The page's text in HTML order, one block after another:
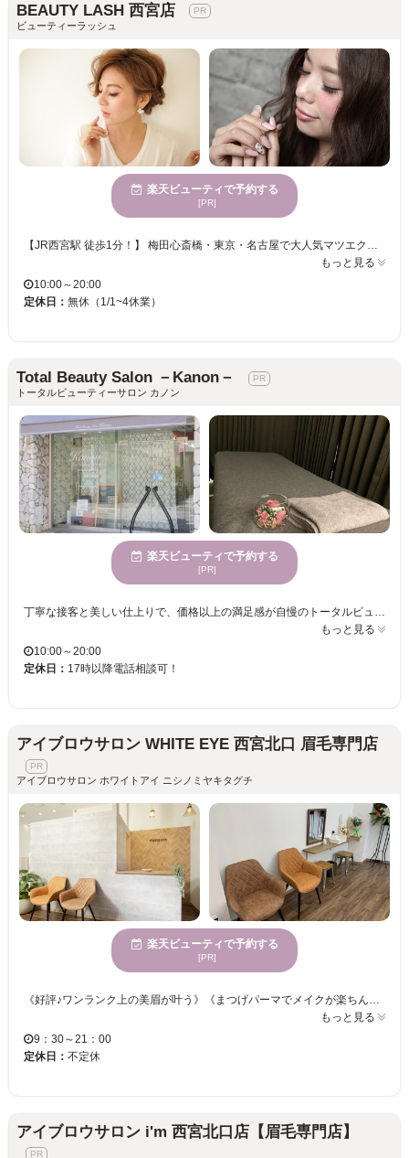
BEAUTY LASH 西宮店
ビューティーラッシュ
楽天ビューティで予約する
[PR]
【JR西宮駅 徒歩1分！】 梅田心斎橋・東京・名古屋で大人気マツエクサロン『BEAUTY LASH』が西宮に登場！！ プロのアイスタイリストのみの頼れるサロンは技術も格上♪一重、二重、奥二重の瞳に似合わせたデザインや《目を大きく・切れ長風》など思いのままに♪全メニューに美容液コーティング付きで、『モチがいい！』と幅広い世代の女性から支持されています！ 「目元の印象を変えたい」「今すぐ可愛く」を叶えるワンランク上の高技術で、仕上がりの満足度・可愛さも別格★【オフ込120本￥3,990／無制限付け放題￥4,990】も人気のメニューです。 日常を忘れるほどゆったりとBeautyタイムを過ごして欲しい…特別空間・格上技術・丁寧接客の【BEAUTY LASH 西宮店】なら、忙しい日々でも美タイムが叶います♪贅沢な時間をお楽しみ下さい☆
もっと見る
10:00～20:00
定休日： 無休（1/1~4休業）
Total Beauty Salon －Kanon－
トータルビューティーサロン カノン
楽天ビューティで予約する
[PR]
丁寧な接客と美しい仕上りで、価格以上の満足感が自慢のトータルビューティーサロン『kanon』。まつげエクステはもちろんネイルやエステ・リラクゼーション…―各分野ごとに知識・技術・経験の豊富なスタッフが1人1人のお悩みに合わせて丁寧に施術してくれます☆ 人には言えない女性特有のお悩みや、コンプレックスを2人3脚で改善していきましょう!! きっと『こんなサロン探してた♪』と感じるはず★併設のネイルはハンドネイル￥4400／フット￥5500のコースありで、お財布にも優しい◎！嬉しい初回オフ無料♪通いやすさが人気の理由！ 気になった方は気軽に足を運んでみてください♪ 皆様のお越しをお待ちしております。 ※ネットが×の場合でもお電話でご予約をお取りできる場合がございますのでご連絡くださいませ ※指名される場合は、ご予約の際に備考欄に担当スタッフをご記載下さい。 ※誠に申し訳ございませんが、お時間の変更をお願いする場合がございます。 ぜひこの機会にkanonにお越し下さい
もっと見る
10:00～20:00
定休日： 17時以降電話相談可！
アイブロウサロン WHITE EYE 西宮北口 眉毛専門店
アイブロウサロン ホワイトアイ ニシノミヤキタグチ
楽天ビューティで予約する
[PR]
《好評♪ワンランク上の美眉が叶う》《まつげパーマでメイクが楽ちんに！》 短い、クセがある、下向きなど、ボリュームがない・・・様々なまつ毛のお悩みをお聞かせください！！ マツエク初めての方！苦手な方！それぞれに合わせたメニューをご用意しております！！ お悩みをじっくりとカウンセリング。オーダーメイドな目元が手に入る◎ ワンランク上の目元を叶えるなら＜アイブロウサロン WHITE EYE＞へ・・・♪
もっと見る
9：30～21：00
定休日： 不定休
アイブロウサロン i'm 西宮北口店【眉毛専門店】